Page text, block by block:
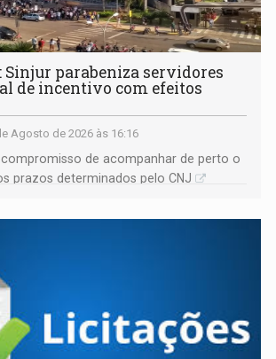
Sinjur parabeniza servidores
de incentivo com efeitos
Agosto de 2026 às 16:16
de acompanhar de perto o
prazos determinados pelo CNJ